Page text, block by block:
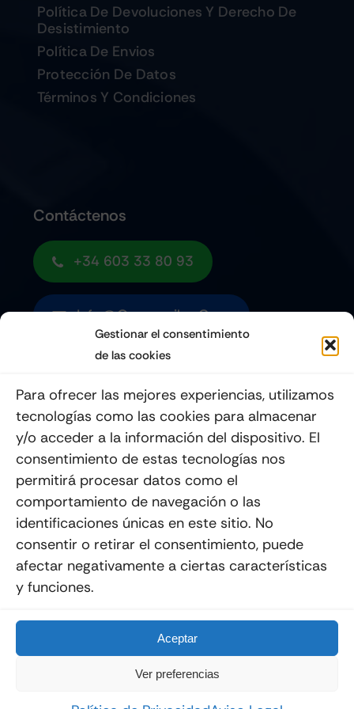
Gestionar el consentimiento
de las cookies
Para ofrecer las mejores experiencias, utilizamos
tecnologías como las cookies para almacenar
y/o acceder a la información del dispositivo. El
consentimiento de estas tecnologías nos
permitirá procesar datos como el
comportamiento de navegación o las
identificaciones únicas en este sitio. No
consentir o retirar el consentimiento, puede
afectar negativamente a ciertas características
y funciones.
Aceptar
Ver preferencias
Política De Devoluciones Y Derecho De
Desistimiento
Política De Envios
Protección De Datos
Términos Y Condiciones
Contáctenos
+34 603 33 80 93
Info@quemoviles.com
Enviar
Todos Los Derechos Reservados